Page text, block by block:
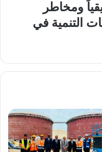
ومخاطر
التنمية في